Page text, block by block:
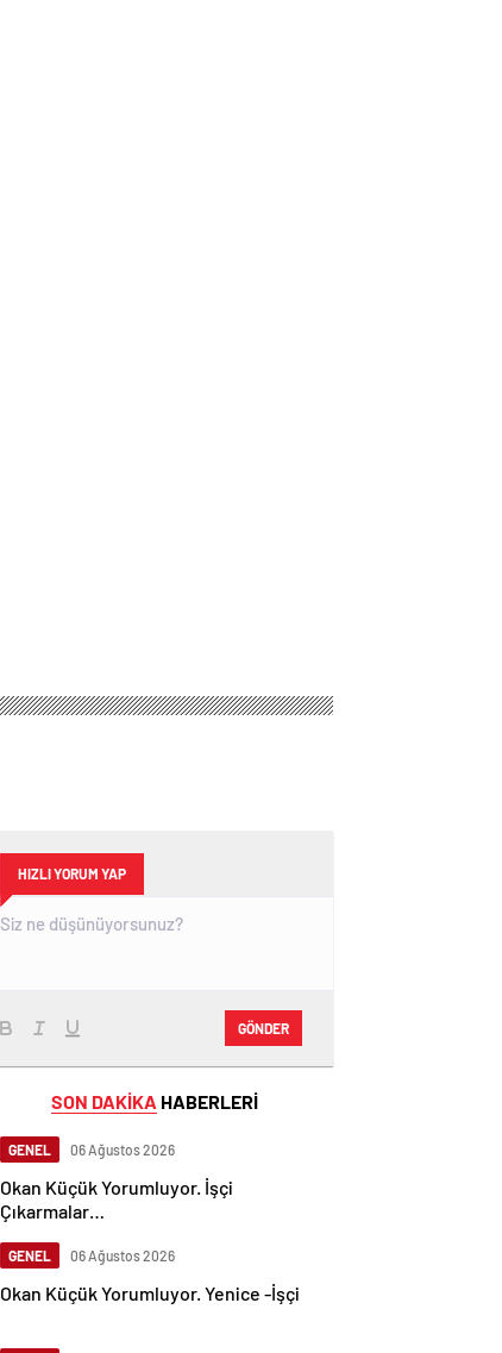
HIZLI YORUM YAP
GÖNDER
SON DAKİKA HABERLERİ
GENEL 06 Ağustos 2026
Okan Küçük Yorumluyor. İşçi
Çıkarmalar…
GENEL 06 Ağustos 2026
Okan Küçük Yorumluyor. Yenice -İşçi